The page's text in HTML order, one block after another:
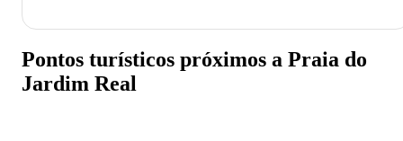
Pontos turísticos próximos a Praia do
Jardim Real